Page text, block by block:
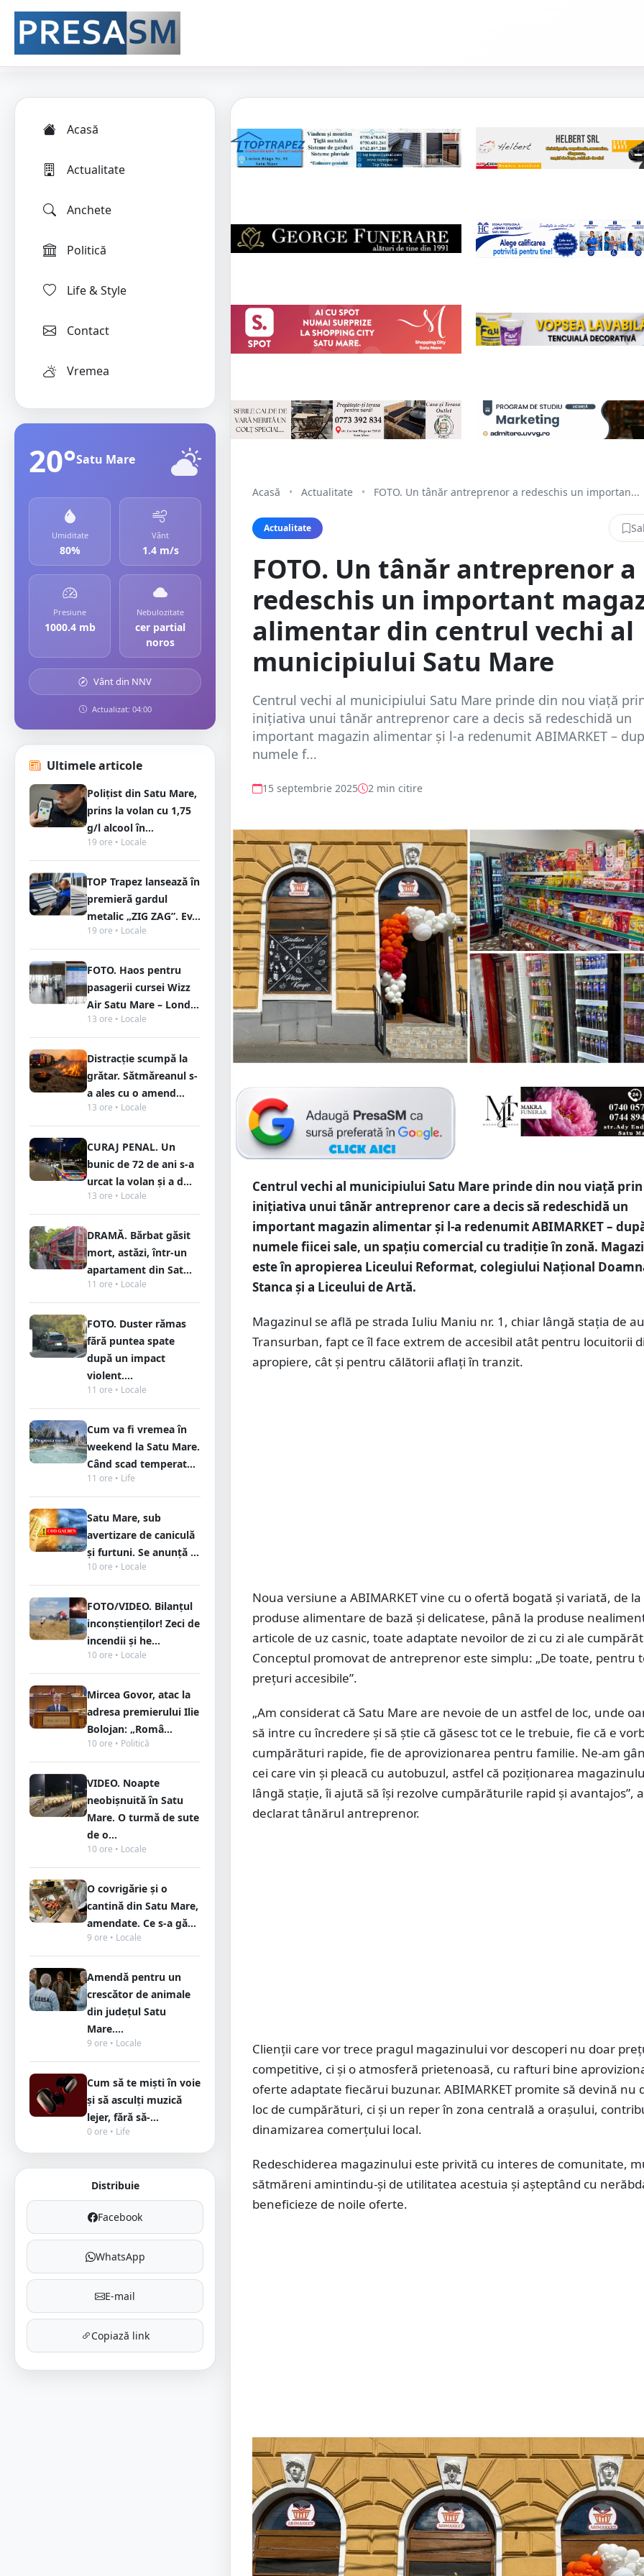
Acasă
Actualitate
Anchete
Politică
Life & Style
Contact
Vremea
20°Satu Mare
Umiditate
80%
Vânt
1.4 m/s
Presiune
1000.4 mb
Nebulozitate
cer partial
noros
Vânt din NNV
Actualizat: 04:00
Ultimele articole
Polițist din Satu Mare,
prins la volan cu 1,75
g/l alcool în...
19 ore • Locale
TOP Trapez lansează în
premieră gardul
metalic „ZIG ZAG”. Ev...
19 ore • Locale
FOTO. Haos pentru
pasagerii cursei Wizz
Air Satu Mare – Lond...
13 ore • Locale
Distracție scumpă la
grătar. Sătmăreanul s-
a ales cu o amend...
13 ore • Locale
CURAJ PENAL. Un
bunic de 72 de ani s-a
urcat la volan și a d...
13 ore • Locale
DRAMĂ. Bărbat găsit
mort, astăzi, într-un
apartament din Sat...
11 ore • Locale
FOTO. Duster rămas
fără puntea spate
după un impact
violent....
11 ore • Locale
Cum va fi vremea în
weekend la Satu Mare.
Când scad temperat...
11 ore • Life
Satu Mare, sub
avertizare de caniculă
și furtuni. Se anunță ...
10 ore • Locale
FOTO/VIDEO. Bilanțul
inconștienților! Zeci de
incendii și he...
10 ore • Locale
Mircea Govor, atac la
adresa premierului Ilie
Bolojan: „Româ...
10 ore • Politică
VIDEO. Noapte
neobișnuită în Satu
Mare. O turmă de sute
de o...
10 ore • Locale
O covrigărie și o
cantină din Satu Mare,
amendate. Ce s-a gă...
9 ore • Locale
Amendă pentru un
crescător de animale
din județul Satu
Mare....
9 ore • Locale
Cum să te miști în voie
și să asculți muzică
lejer, fără să-...
0 ore • Life
Distribuie
Facebook
WhatsApp
E-mail
Copiază link
Acasă • Actualitate • FOTO. Un tânăr antreprenor a redeschis un importan...
Actualitate
FOTO. Un tânăr antreprenor a
redeschis un important
alimentar din centrul vechi al
municipiului Satu Mare
Centrul vechi al municipiului Satu Mare prinde din nou viață
inițiativa unui tânăr antreprenor care a decis să redeschidă un
important magazin alimentar și l-a redenumit ABIMARKET –
numele f...
15 septembrie 2025 2 min citire
Centrul vechi al municipiului Satu Mare prinde din nou viață prin
inițiativa unui tânăr antreprenor care a decis să redeschidă un
important magazin alimentar și l-a redenumit ABIMARKET –
numele fiicei sale, un spațiu comercial cu tradiție în zonă.
este în apropierea Liceului Reformat, colegiului Național
Stanca și a Liceului de Artă.
Magazinul se află pe strada Iuliu Maniu nr. 1, chiar lângă stația de
Transurban, fapt ce îl face extrem de accesibil atât pentru locuitorii
apropiere, cât și pentru călătorii aflați în tranzit.
Noua versiune a ABIMARKET vine cu o ofertă bogată și variată, de la
produse alimentare de bază și delicatese, până la produse
articole de uz casnic, toate adaptate nevoilor de zi cu zi ale
Conceptul promovat de antreprenor este simplu: „De toate, pentru
prețuri accesibile”.
„Am considerat că Satu Mare are nevoie de un astfel de loc, unde
să intre cu încredere și să știe că găsesc tot ce le trebuie, fie că e
cumpărături rapide, fie de aprovizionarea pentru familie. Ne-am
cei care vin și pleacă cu autobuzul, astfel că poziționarea
lângă stație, îi ajută să își rezolve cumpărăturile rapid și avantajos”, a
declarat tânărul antreprenor.
Clienții care vor trece pragul magazinului vor descoperi nu doar
competitive, ci și o atmosferă prietenoasă, cu rafturi bine
oferte adaptate fiecărui buzunar. ABIMARKET promite să devină nu
loc de cumpărături, ci și un reper în zona centrală a orașului,
dinamizarea comerțului local.
Redeschiderea magazinului este privită cu interes de comunitate,
sătmăreni amintindu-și de utilitatea acestuia și așteptând cu
beneficieze de noile oferte.